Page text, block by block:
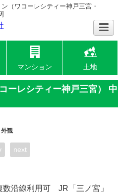
（ワコーレシティー神戸三宮・
マンション 土地
ーレシティー神戸三宮） 中
外観
next
沿線利用可 JR「三ノ宮」